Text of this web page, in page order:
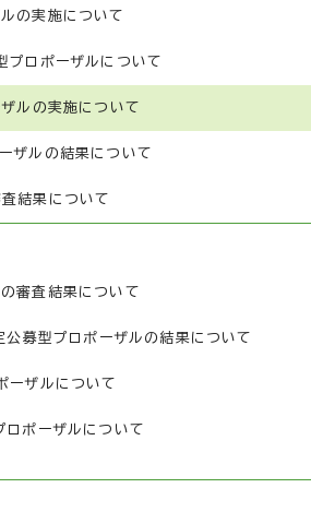
の実施について
プロポーザルについて
ルの実施について
ザルの結果について
結果について
審査結果について
公募型プロポーザルの結果について
ーザルについて
ロポーザルについて